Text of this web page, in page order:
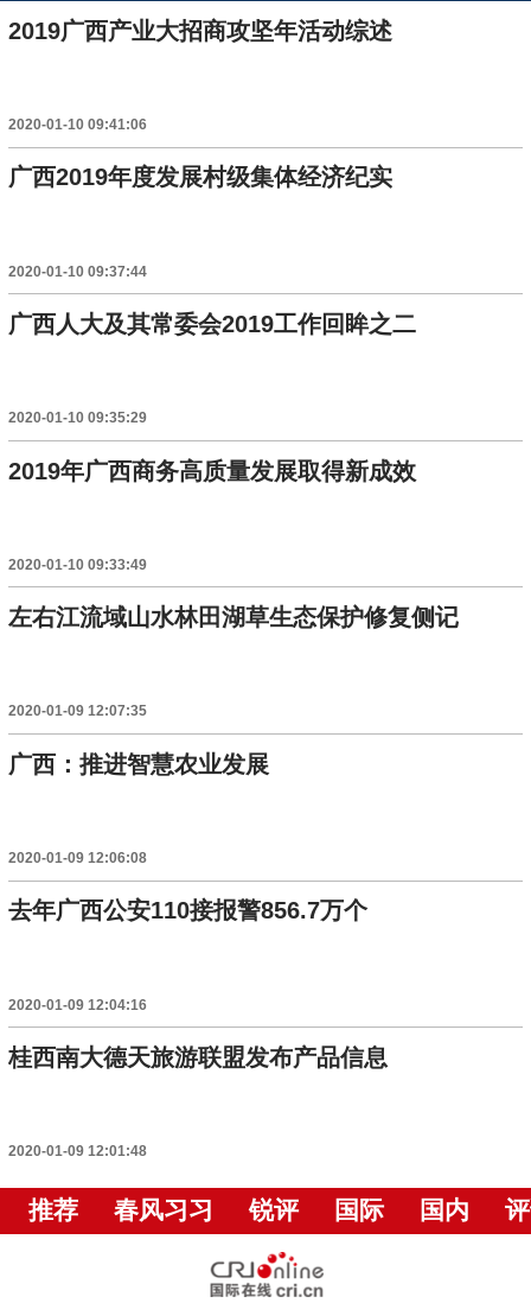
2019广西产业大招商攻坚年活动综述
2020-01-10 09:41:06
广西2019年度发展村级集体经济纪实
2020-01-10 09:37:44
广西人大及其常委会2019工作回眸之二
2020-01-10 09:35:29
2019年广西商务高质量发展取得新成效
2020-01-10 09:33:49
左右江流域山水林田湖草生态保护修复侧记
2020-01-09 12:07:35
广西：推进智慧农业发展
2020-01-09 12:06:08
去年广西公安110接报警856.7万个
2020-01-09 12:04:16
桂西南大德天旅游联盟发布产品信息
2020-01-09 12:01:48
推荐 春风习习 锐评 国际 国内